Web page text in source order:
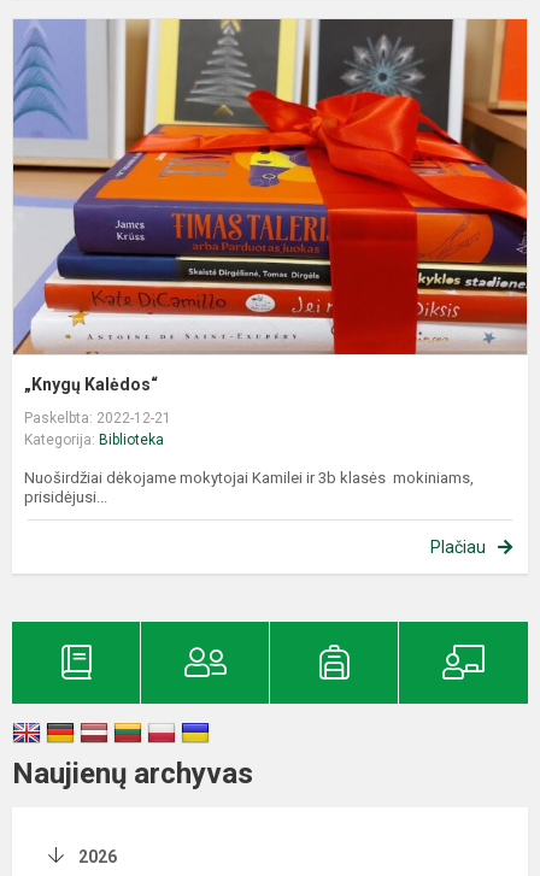
„Knygų Kalėdos“
Paskelbta: 2022-12-21
Kategorija: Biblioteka
Nuoširdžiai dėkojame mokytojai Kamilei ir 3b klasės mokiniams,
prisidėjusi...
Plačiau
Naujienų archyvas
2026